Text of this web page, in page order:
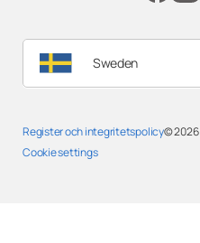
Sweden
Register och integritetspolicy
Cookie settings
© 2026